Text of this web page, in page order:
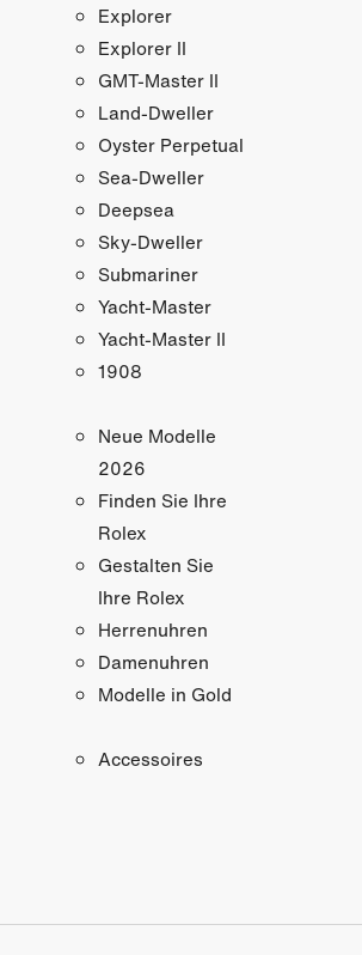
Explorer
Explorer II
GMT-Master II
Land-Dweller
Oyster Perpetual
Sea-Dweller
Deepsea
Sky-Dweller
Submariner
Yacht-Master
Yacht-Master II
1908
Neue Modelle
2026
Finden Sie Ihre
Rolex
Gestalten Sie
Ihre Rolex
Herrenuhren
Damenuhren
Modelle in Gold
Accessoires